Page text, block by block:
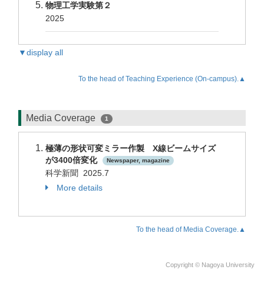
物理工学実験第２
2025
▼display all
To the head of Teaching Experience (On-campus).▲
Media Coverage 1
極薄の形状可変ミラー作製 X線ビームサイズ
が3400倍変化
Newspaper, magazine
科学新聞 2025.7
More details
To the head of Media Coverage.▲
Copyright © Nagoya University